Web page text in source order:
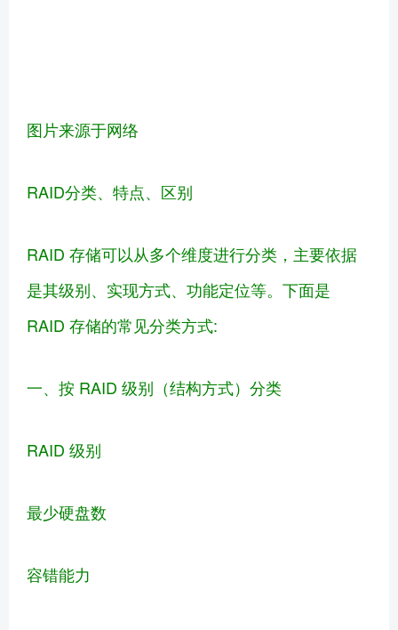
图片来源于网络
RAID分类、特点、区别
RAID 存储可以从多个维度进行分类，主要依据
是其级别、实现方式、功能定位等。下面是
RAID 存储的常见分类方式:
一、按 RAID 级别（结构方式）分类
RAID 级别
最少硬盘数
容错能力